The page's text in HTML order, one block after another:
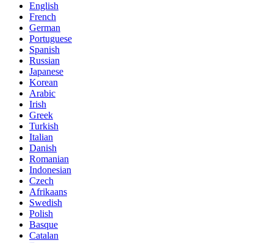
English
French
German
Portuguese
Spanish
Russian
Japanese
Korean
Arabic
Irish
Greek
Turkish
Italian
Danish
Romanian
Indonesian
Czech
Afrikaans
Swedish
Polish
Basque
Catalan